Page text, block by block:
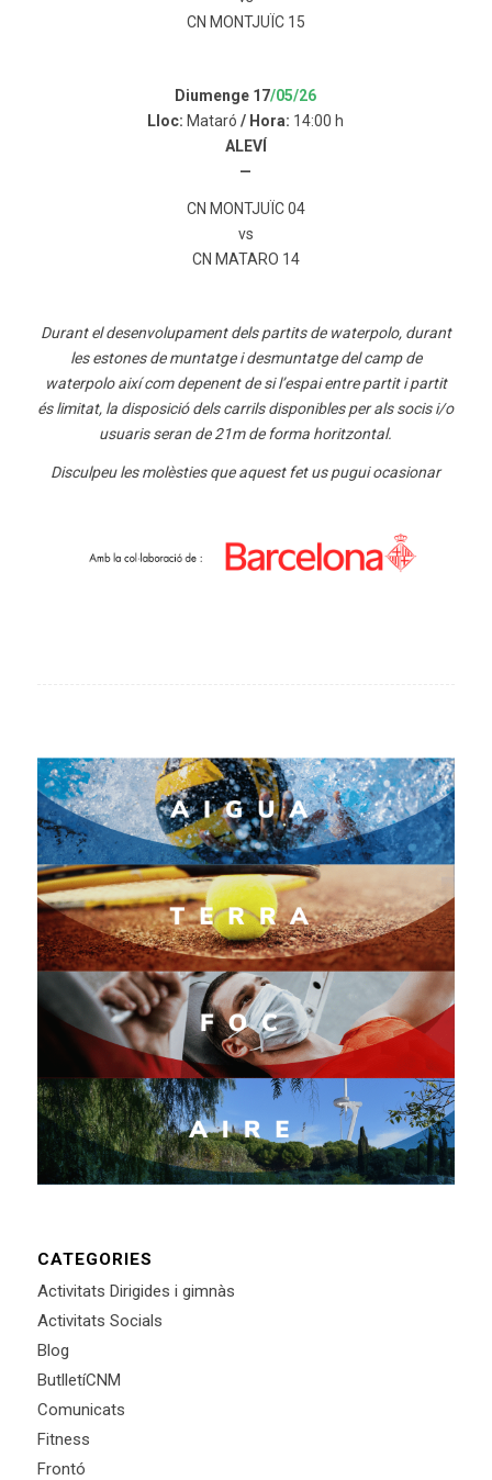
CN MONTJUÏC 15
Diumenge 17/05/26
Lloc:Mataró / Hora: 14:00 h
ALEVÍ
—
CN MONTJUÏC 04
vs
CN MATARO 14
Durant el desenvolupament dels partits de waterpolo, durant
les estones de muntatge i desmuntatge del camp de
waterpolo així com depenent de si l’espai entre partit i partit
és limitat, la disposició dels carrils disponibles per als socis i/o
usuaris seran de 21m de forma horitzontal.
Disculpeu les molèsties que aquest fet us pugui ocasionar
CATEGORIES
Activitats Dirigides i gimnàs
Activitats Socials
Blog
ButlletíCNM
Comunicats
Fitness
Frontó